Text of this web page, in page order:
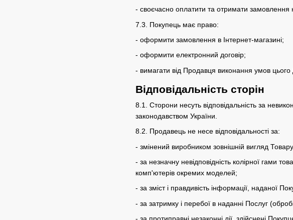
- своєчасно оплатити та отримати замовлення
7.3. Покупець має право:
- оформити замовлення в Інтернет-магазині;
- оформити електронний договір;
- вимагати від Продавця виконання умов цього
Відповідальність сторін
8.1. Сторони несуть відповідальність за
законодавством України.
8.2. Продавець не несе відповідальності за:
- змінений виробником зовнішній вигляд
- за незначну невідповідність колірної гами
комп'ютерів окремих моделей;
- за зміст і правдивість інформації, наданої
- за затримку і перебої в наданні Послуг